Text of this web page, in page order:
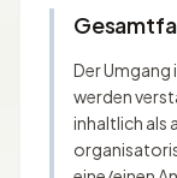
Der Umgang
werden
inhaltlich als